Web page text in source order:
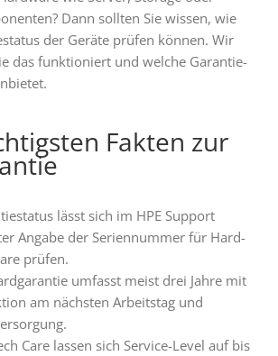
Dann sollten Sie wissen, wie
der Geräte prüfen können. Wir
das funktioniert und welche Garantie-
Fakten zur
lässt sich im HPE Support
Angabe der Seriennummer für Hard-
prüfen.
umfasst meist drei Jahre mit
am nächsten Arbeitstag und
Care lassen sich Service-Level auf bis